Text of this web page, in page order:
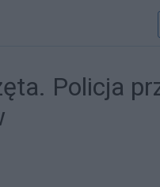
Policja